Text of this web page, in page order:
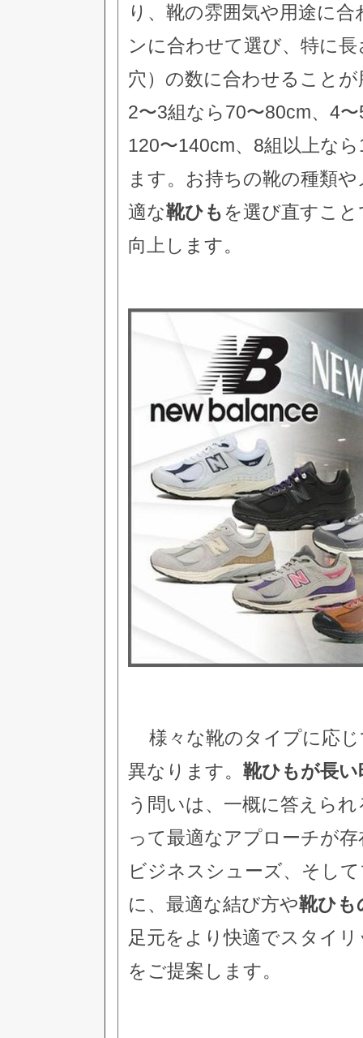
り、靴の雰囲気や用途に
ンに合わせて選び、特に
穴）の数に合わせること
2〜3組なら70〜80cm、4
120〜140cm、8組以上な
ます。お持ちの靴の種類
適な靴ひもを選び直すこ
向上します。
様々な靴のタイプに応
異なります。 靴ひもが長
う問いは、一概に答えら
って最適なアプローチが
ビジネスシューズ、そし
に、最適な結び方や靴ひも
足元をより快適でスタイ
をご提案します。